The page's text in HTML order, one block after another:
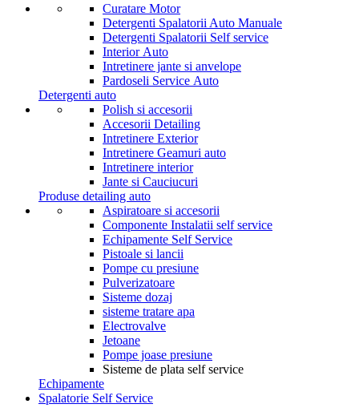
Curatare Motor
Detergenti Spalatorii Auto Manuale
Detergenti Spalatorii Self service
Interior Auto
Intretinere jante si anvelope
Pardoseli Service Auto
Detergenti auto
Polish si accesorii
Accesorii Detailing
Intretinere Exterior
Intretinere Geamuri auto
Intretinere interior
Jante si Cauciucuri
Produse detailing auto
Aspiratoare si accesorii
Componente Instalatii self service
Echipamente Self Service
Pistoale si lancii
Pompe cu presiune
Pulverizatoare
Sisteme dozaj
sisteme tratare apa
Electrovalve
Jetoane
Pompe joase presiune
Sisteme de plata self service
Echipamente
Spalatorie Self Service